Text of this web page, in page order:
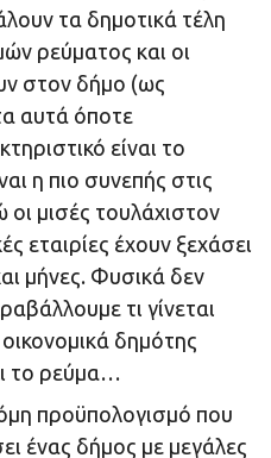
τα δημοτικά τέλη
ρεύματος και οι
στον δήμο (ως
αυτά όποτε
είναι το
η πιο συνεπής στις
μισές τουλάχιστον
εταιρίες έχουν ξεχάσει
μήνες. Φυσικά δεν
τι γίνεται
δημότης
το ρεύμα…
προϋπολογισμό που
ένας δήμος με μεγάλες